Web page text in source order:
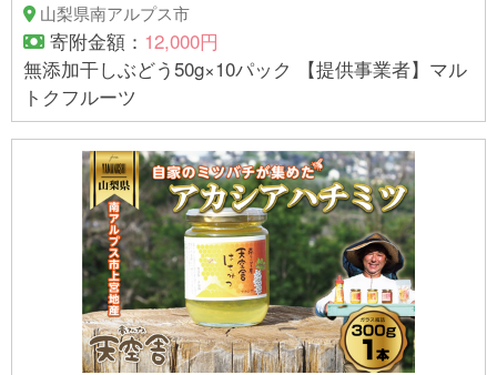
山梨県南アルプス市
寄附金額： 12,000円
無添加干しぶどう50g×10パック 【提供事業者】マル
トクフルーツ